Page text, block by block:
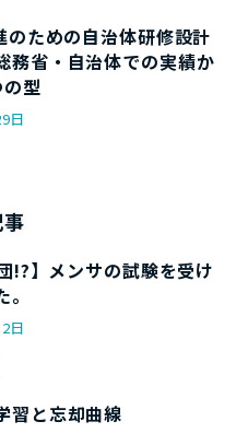
のための自治体研修設計
務省・自治体での実績か
型
日
!?】メンサの試験を受け
日
習と忘却曲線